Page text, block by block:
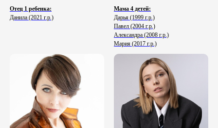
Отец 1 ребенка:
Данила (2021 г.р.)
Мама 4 детей:
Дарья (1999 г.р.)
Павел (2004 г.р.)
Александра (2008 г.р.)
Мария (2017 г.р.)